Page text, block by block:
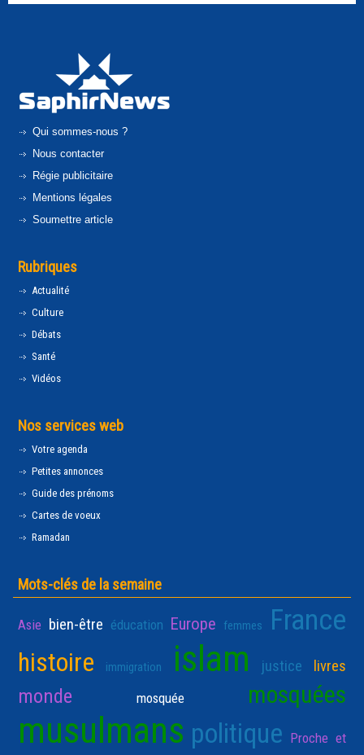
Qui sommes-nous ?
Nous contacter
Régie publicitaire
Mentions légales
Soumettre article
Rubriques
Actualité
Culture
Débats
Santé
Vidéos
Nos services web
Votre agenda
Petites annonces
Guide des prénoms
Cartes de voeux
Ramadan
Mots-clés de la semaine
Asie bien-être éducation Europe femmes France
histoire immigration islam justice livres
monde mosquée mosquées
musulmans politique Proche et